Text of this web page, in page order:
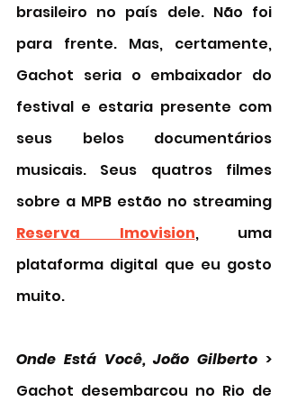
brasileiro no país dele. Não foi
para frente. Mas, certamente,
Gachot seria o embaixador do
festival e estaria presente com
seus belos documentários
musicais. Seus quatros filmes
Reserva Imovision, uma
plataforma digital que eu gosto
muito.
Onde Está Você, João Gilberto >
Gachot desembarcou no Rio de